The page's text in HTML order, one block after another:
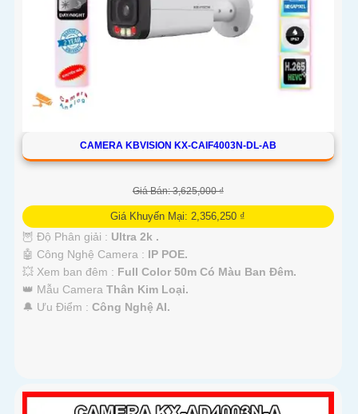
CAMERA KBVISION KX-CAIF4003N-DL-AB
Giá Bán: 3,625,000 ₫
Giá Khuyến Mại: 2,356,250 ₫
🦉 Độ Phân giải : Ultra 2k .
🤖️ Công Nghệ Camera : IP POE.
💥 Xem ban đêm : Full Color 50m Có Màu Ban Đêm.
👑 Mẫu Camera Thân Kim Loại.
️🔔 Ưu Điểm : Công Nghệ AI.